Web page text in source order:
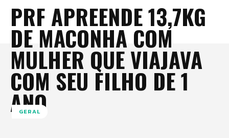
PRF APREENDE 13,7KG
DE MACONHA COM
MULHER QUE VIAJAVA
COM SEU FILHO DE 1
ANO
GERAL